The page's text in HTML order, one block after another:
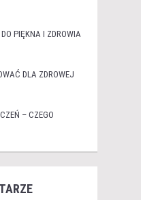
PIĘKNA I ZDROWIA
DLA ZDROWEJ
– CZEGO